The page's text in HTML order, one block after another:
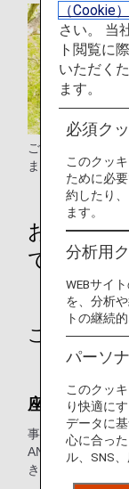
ご高齢のお客様
まな場面でご要
お申し込
て
ご出発前の
座席指定につ
事前座席指定可
ANA予約・案内
きます。
（Cookie
さい。 当
ト閲覧に
いただく
ます。
必須ク
このクッ
ために必
約したり
ます。
分析用
WEBサイ
を、分析
トの継続
パーソ
このクッ
り快適に
データに
心に合っ
ル、SNS